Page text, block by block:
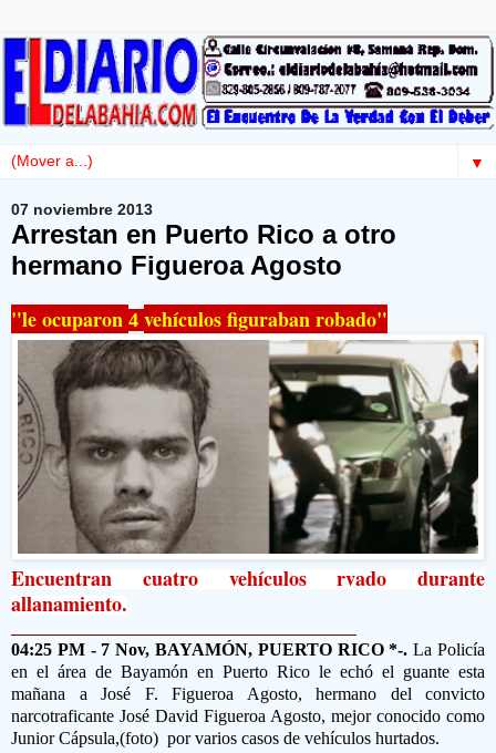
▼
07 noviembre 2013
Arrestan en Puerto Rico a otro
hermano Figueroa Agosto
"le ocuparon 4 vehículos figuraban robado"
Encuentran cuatro vehículos rvado durante
allanamiento.
04:25 PM - 7 Nov, BAYAMÓN, PUERTO RICO *-. La Policía
en el área de Bayamón en Puerto Rico le echó el guante esta
mañana a José F. Figueroa Agosto, hermano del convicto
narcotraficante José David Figueroa Agosto, mejor conocido como
Junior Cápsula,(foto) por varios casos de vehículos hurtados.